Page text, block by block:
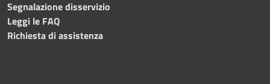
Segnalazione disservizio
Leggi le FAQ
Richiesta di assistenza